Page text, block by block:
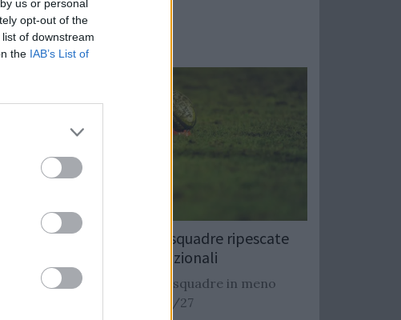
us or personal
opt-out of the
of downstream
the IAB’s List of
Rugby: Record di squadre ripescate
nei campionati nazionali
Si stimano oltre 20 squadre in meno
dalla stagione 2026/27